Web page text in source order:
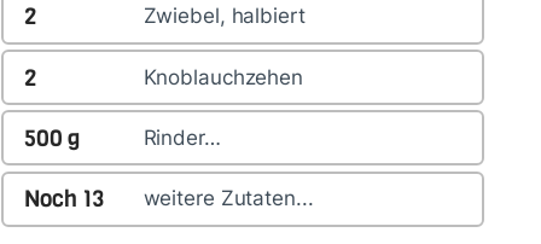
2 Zwiebel, halbiert
2 Knoblauchzehen
500 g Rinder…
Noch 13 weitere Zutaten...